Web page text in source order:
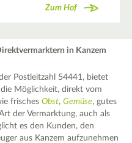
Zum Hof
in Kanzem
Postleitzahl 54441, bietet
Möglichkeit, direkt vom
frischesObst,Gemüse, gutes
der Vermarktung, auch als
es den Kunden, den
aus Kanzem aufzunehmen